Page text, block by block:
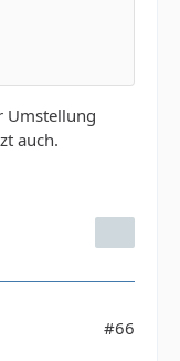
Umstellung
auch.
#66